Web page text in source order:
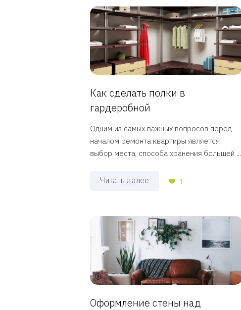
Как сделать полки в
гардеробной
Одним из самых важных вопросов перед
началом ремонта квартиры является
выбор места, способа хранения большей ...
Читать далее 1
Оформление стены над